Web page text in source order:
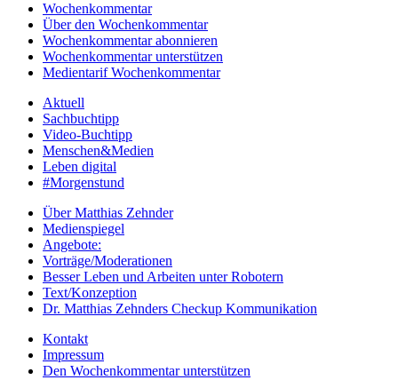
Wochenkommentar
Über den Wochenkommentar
Wochenkommentar abonnieren
Wochenkommentar unterstützen
Medientarif Wochenkommentar
Aktuell
Sachbuchtipp
Video-Buchtipp
Menschen&Medien
Leben digital
#Morgenstund
Über Matthias Zehnder
Medienspiegel
Angebote:
Vorträge/Moderationen
Besser Leben und Arbeiten unter Robotern
Text/Konzeption
Dr. Matthias Zehnders Checkup Kommunikation
Kontakt
Impressum
Den Wochenkommentar unterstützen